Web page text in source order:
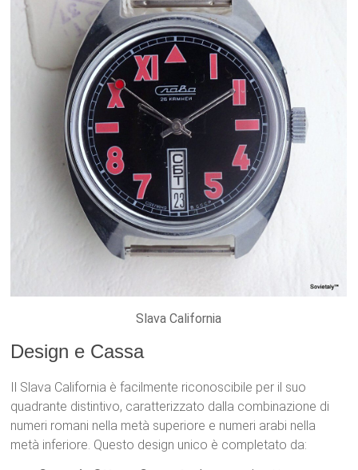
Slava California
Design e Cassa
Il Slava California è facilmente riconoscibile per il suo
quadrante distintivo, caratterizzato dalla combinazione di
numeri romani nella metà superiore e numeri arabi nella
metà inferiore. Questo design unico è completato da: